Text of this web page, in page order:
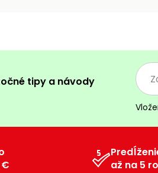
tipy a návody
€
až na 5